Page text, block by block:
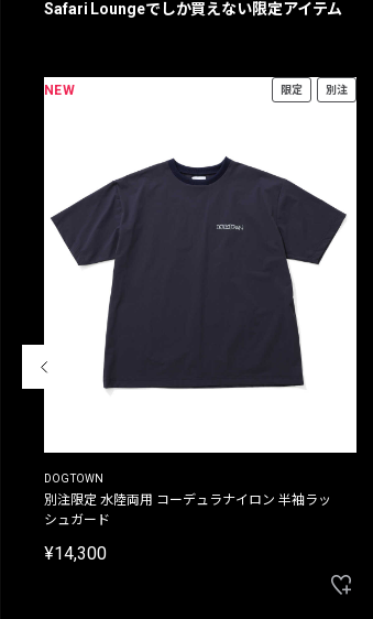
Safari Loungeでしか買えない限定アイテム
NEW 限定 別注
DOGTOWN
別注限定 水陸両用 コーデュラナイロン 半袖ラッ
シュガード
¥14,300